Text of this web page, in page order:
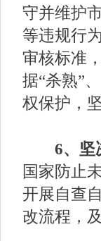
守并维护
等违规行
审核标准
据“杀熟”
权保护，
6、坚决
国家防止
开展自查
改流程，